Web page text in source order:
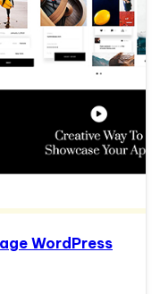
WordPress